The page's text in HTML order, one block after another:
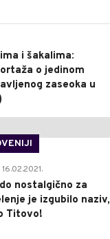
i šakalima:
o jedinom
zaseoka u
16.02.2021.
nostalgično za
je izgubilo naziv,
Titovo!